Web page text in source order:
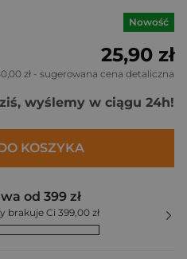
Nowość
25,90 zł
zł - sugerowana cena detaliczna
wyślemy w ciągu 24h!
KOSZYKA
od 399 zł
Ci 399,00 zł